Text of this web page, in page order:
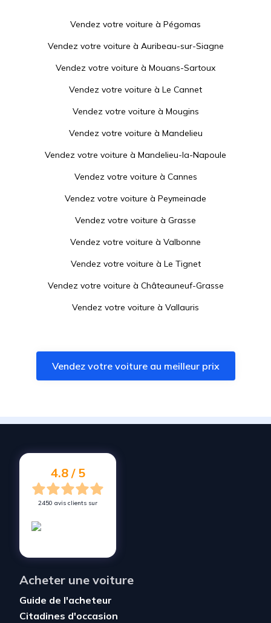
Vendez votre voiture à Pégomas
Vendez votre voiture à Auribeau-sur-Siagne
Vendez votre voiture à Mouans-Sartoux
Vendez votre voiture à Le Cannet
Vendez votre voiture à Mougins
Vendez votre voiture à Mandelieu
Vendez votre voiture à Mandelieu-la-Napoule
Vendez votre voiture à Cannes
Vendez votre voiture à Peymeinade
Vendez votre voiture à Grasse
Vendez votre voiture à Valbonne
Vendez votre voiture à Le Tignet
Vendez votre voiture à Châteauneuf-Grasse
Vendez votre voiture à Vallauris
Vendez votre voiture àLe Rouret
Vendez votre voiture àLes Adrets-de-l'Estérel
Vendez votre voiture à
Vendez votre voiture au meilleur prix
4.8 / 5
2450 avis clients sur
Acheter une voiture
Guide de l'acheteur
Citadines d'occasion